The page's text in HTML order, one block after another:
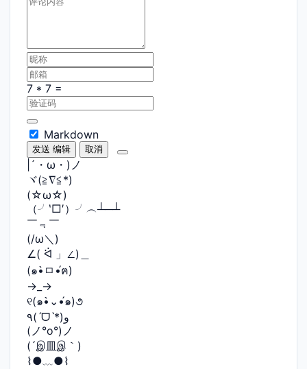
Markdown
发送 编辑 取消
|´・ω・)ノ
ヾ(≧∇≦*)ゝ
(☆ω☆)
（╯‵□′）╯︵┴─┴
￣﹃￣
(/ω＼)
∠( ᐛ 」∠)＿
(๑•̀ㅁ•́ฅ)
→_→
୧(๑•̀⌄•́๑)૭
٩(ˊᗜˋ*)و
(ノ°ο°)ノ
(´இ皿இ｀)
⌇●﹏●⌇